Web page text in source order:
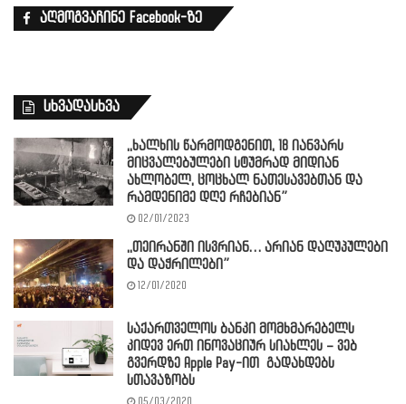
აღმოგვაჩინე Facebook-ზე
სხვადასხვა
,,ხალხის წარმოდგენით, 18 იანვარს
მიცვალებულები სტუმრად მიდიან
ახლობელ, ცოცხალ ნათესავებთან და
რამდენიმე დღე რჩებიან”
02/01/2023
,,თეირანში ისვრიან… არიან დაღუპულები
და დაჭრილები”
12/01/2020
საქართველოს ბანკი მომხმარებელს
კიდევ ერთ ინოვაციურ სიახლეს – ვებ
გვერდზე Apple Pay-ით გადახდებს
სთავაზობს
05/03/2020